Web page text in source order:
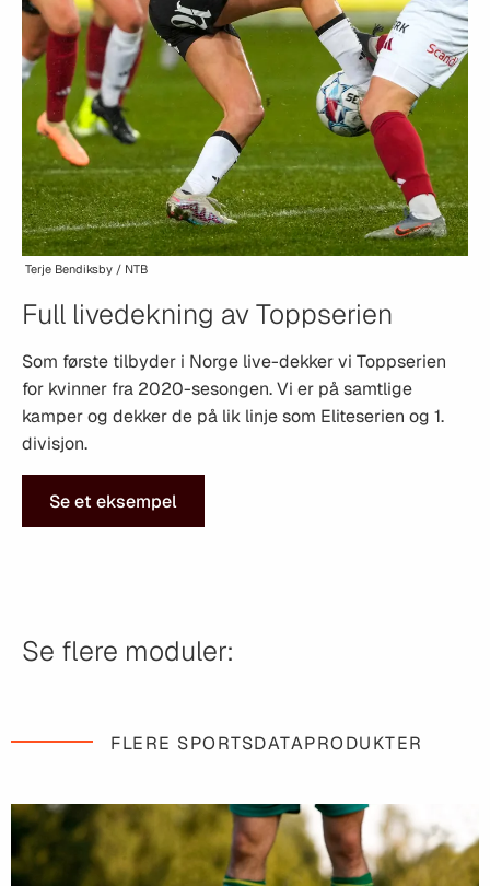
Full livedekning av Toppserien
Som første tilbyder i Norge live-dekker vi Toppserien
for kvinner fra 2020-sesongen. Vi er på samtlige
kamper og dekker de på lik linje som Eliteserien og 1.
divisjon.
Se et eksempel
Terje Bendiksby / NTB
Se flere moduler:
FLERE SPORTSDATAPRODUKTER